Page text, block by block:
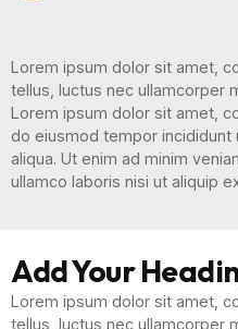
Lorem ipsum dolor sit amet,
tellus, luctus nec ullamcorper
Lorem ipsum dolor sit amet,
do eiusmod tempor
aliqua. Ut enim ad minim
ullamco laboris nisi ut aliquip
Add Your
Lorem ipsum dolor sit amet,
tellus, luctus nec ullamcorper